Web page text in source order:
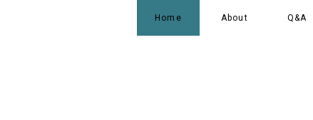
Home About Q&A